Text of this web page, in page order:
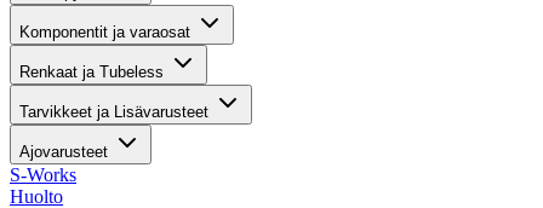
Komponentit ja varaosat
Renkaat ja Tubeless
Tarvikkeet ja Lisävarusteet
Ajovarusteet
S-Works
Huolto